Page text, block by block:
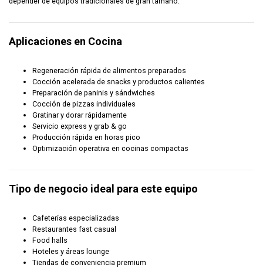
Aplicaciones en Cocina
Regeneración rápida de alimentos preparados
Cocción acelerada de snacks y productos calientes
Preparación de paninis y sándwiches
Cocción de pizzas individuales
Gratinar y dorar rápidamente
Servicio express y grab & go
Producción rápida en horas pico
Optimización operativa en cocinas compactas
Tipo de negocio ideal para este equipo
Cafeterías especializadas
Restaurantes fast casual
Food halls
Hoteles y áreas lounge
Tiendas de conveniencia premium